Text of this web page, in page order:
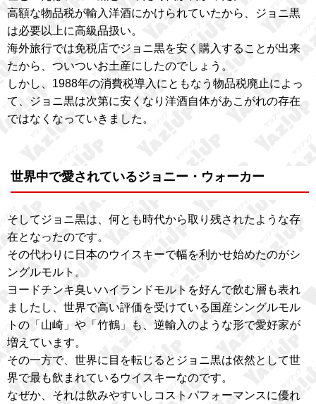
高額な物品税が輸入洋酒にかけられていたから、ジョニ黒
は必要以上に高級品扱い。
海外旅行では免税店でジョニ黒を安く購入することが出来
たから、ついついお土産にしたのでしょう。
しかし、1988年の消費税導入にともなう物品税廃止によっ
て、ジョニ黒は次第に安くなり洋酒自体があこがれの存在
ではなくなっていきました。
世界中で愛されているジョニー・ウォーカー
そしてジョニ黒は、何とも時代から取り残されたような存
在となったのです。
その代わりに日本のウイスキーで幅を利かせ始めたのがシ
ングルモルト。
ヨードチンキ臭いハイランドモルトを好んで飲む層も表れ
ましたし、世界で高い評価を受けている国産シングルモル
トの「山崎」や「竹鶴」も、逆輸入のような形で愛好家が
増えています。
その一方で、世界に目を転じるとジョニ黒は依然として世
界で最も飲まれているウイスキーなのです。
なぜか、それは飲みやすいしコストパフォーマンスに優れ